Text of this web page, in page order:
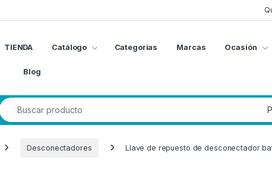
TIENDA Catálogo Categorias Marcas Ocasión
Blog
Search for:
Desconectadores Llave de repuesto de desconectador